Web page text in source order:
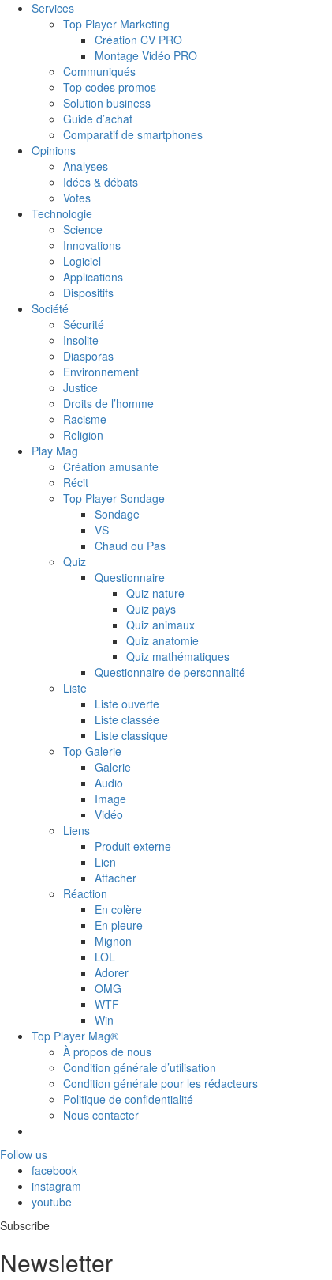
Services
Top Player Marketing
Création CV PRO
Montage Vidéo PRO
Communiqués
Top codes promos
Solution business
Guide d’achat
Comparatif de smartphones
Opinions
Analyses
Idées & débats
Votes
Technologie
Science
Innovations
Logiciel
Applications
Dispositifs
Société
Sécurité
Insolite
Diasporas
Environnement
Justice
Droits de l’homme
Racisme
Religion
Play Mag
Création amusante
Récit
Top Player Sondage
Sondage
VS
Chaud ou Pas
Quiz
Questionnaire
Quiz nature
Quiz pays
Quiz animaux
Quiz anatomie
Quiz mathématiques
Questionnaire de personnalité
Liste
Liste ouverte
Liste classée
Liste classique
Top Galerie
Galerie
Audio
Image
Vidéo
Liens
Produit externe
Lien
Attacher
Réaction
En colère
En pleure
Mignon
LOL
Adorer
OMG
WTF
Win
Top Player Mag®
À propos de nous
Condition générale d’utilisation
Condition générale pour les rédacteurs
Politique de confidentialité
Nous contacter
Follow us
facebook
instagram
youtube
Subscribe
Newsletter